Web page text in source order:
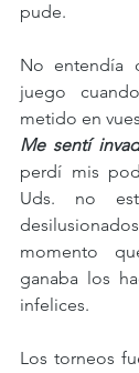
pude.
No entendía
juego
Me sentí
perdí mis
Uds. no
momento
ganaba los
infelices.
Los torneos